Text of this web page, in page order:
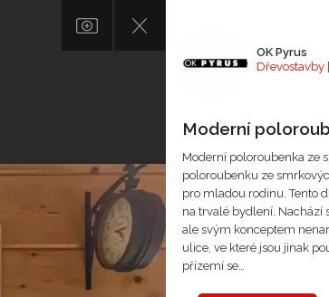
OK Pyrus
Dřevostavby
Moderní
Moderní poloroubenka ze
poloroubenku ze
pro mladou rodinu. Tento
na trvalé bydlení. Nachází
ale svým konceptem
ulice, ve které jsou jinak
přízemí se…